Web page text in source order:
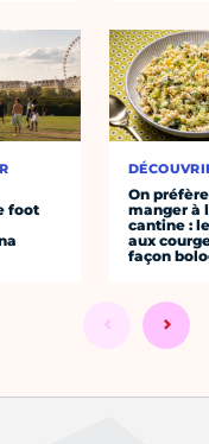
foot
On préfère
manger à
cantine :
aux
façon